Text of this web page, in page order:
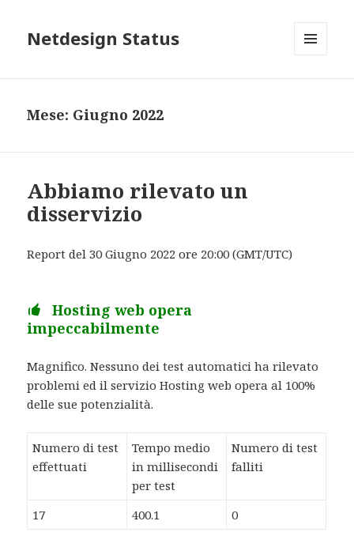
Netdesign Status
Mese: Giugno 2022
Abbiamo rilevato un
disservizio
Report del 30 Giugno 2022 ore 20:00 (GMT/UTC)
Hosting web opera
impeccabilmente
Magnifico. Nessuno dei test automatici ha rilevato
problemi ed il servizio Hosting web opera al 100%
delle sue potenzialità.
Numero di test
effettuati
Tempo medio
in millisecondi
per test
Numero di test
falliti
17 400.1 0